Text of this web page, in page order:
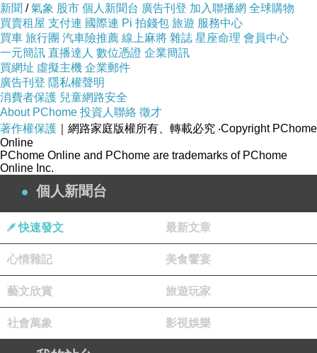
其實很喜歡圖像卡片的運用，這些美麗、可愛、逗趣、幽
默的卡片，帶給人們許多驚喜與新洞見，從客人臉上表情
的回饋，我們深深地知道，這些圖卡所帶來的微療癒，其
實累積起來真的能夠改變一個人的信念與價值觀點，從而
體會真善美之道。
熊讚卡的緣起是盈君老師希望製作一套關於靈性、脈輪的
肯定語集合，並且透過色彩以及簡易的文字，幫助自己從
最基本的概念回饋給自己鼓勵與支持。於是，熊讚卡集結
了盈君老師的文字靈感、熊米的繪畫創作還有左西團隊的
工作人員排版、設計，最後完成的六十四張小卡。
熊讚卡架構 –
熊讚卡有八種顏色套組：紅、橙、黃、綠、藍、靛、紫以
及灰色（黑白）。七彩顏色代表七脈輪。黑白色代表著第
新聞 /氣象 股市 個人新聞台 廣告刊登 加入聯播網 全球購物
買賣租屋 支付連 國際連 Pi 拍錢包 旅遊 服務中心
買車 旅行團 汽車險推薦 線上麻將 雜誌 星座命理 會員中心
一元簡訊 直播達人 數位憑證 企業簡訊
買網址 虛擬主機 企業郵件
廣告刊登 隱私權聲明
消費者保護 兒童網路安全
About PChome 投資人聯絡 徵才
著作權保護 ｜網路家庭版權所有、轉載必究 ‧Copyright PChome
Online
PChome Online and PChome are trademarks of PChome
Online Inc.
個人新聞台
快速發文 最新文章
心情雜記 美食饗宴
藝文欣賞 旅遊玩家
社會萬象 影視娛樂